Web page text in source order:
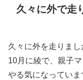
久々に外で走
久々に外を走りまし
10月に綾で、親子
やる気になっていま